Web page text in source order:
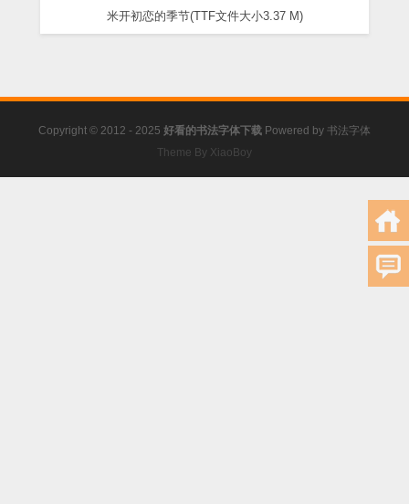
米开初恋的季节(TTF文件大小3.37 M)
Copyright © 2012 - 2025 好看的书法字体下载 Powered by 书法字体
Theme By XiaoBoy